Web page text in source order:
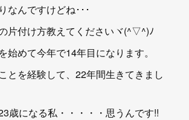
なんですけどね･･･
片付け方教えてくださいヾ(^▽^)ﾉ
始めて今年で14年目になります。
とを経験して、22年間生きてきまし
歳になる私・・・・・思うんです!!